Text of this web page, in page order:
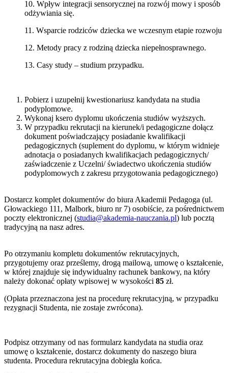
10. Wpływ integracji sensorycznej na rozwój mowy i sposób
odżywiania się.
11. Wsparcie rodziców dziecka we wczesnym etapie rozwoju
12. Metody pracy z rodziną dziecka niepełnosprawnego.
13. Casy study – studium przypadku.
Pobierz i uzupełnij kwestionariusz kandydata na studia
podyplomowe.
Wykonaj ksero dyplomu ukończenia studiów wyższych.
W przypadku rekrutacji na kierunek/i pedagogiczne dołącz
dokument poświadczający posiadanie kwalifikacji
pedagogicznych (suplement do dyplomu, w którym widnieje
adnotacja o posiadanych kwalifikacjach pedagogicznych/
zaświadczenie z Uczelni/ świadectwo ukończenia studiów
podyplomowych z zakresu przygotowania pedagogicznego)
Dostarcz komplet dokumentów do biura Akademii Pedagoga (ul.
Głowackiego 111, Malbork, biuro nr 7) osobiście, za pośrednictwem
poczty elektronicznej (studia@akademia-nauczania.pl) lub pocztą
tradycyjną na nasz adres.
Po otrzymaniu kompletu dokumentów rekrutacyjnych,
przygotujemy oraz prześlemy, drogą mailową, umowę o kształcenie,
w której znajduje się indywidualny rachunek bankowy, na który
należy dokonać opłaty wpisowej w wysokości 85 zł.
(Opłata przeznaczona jest na procedurę rekrutacyjną, w przypadku
rezygnacji Studenta, nie zostaje zwrócona).
Podpisz otrzymany od nas formularz kandydata na studia oraz
umowę o kształcenie, dostarcz dokumenty do naszego biura
studenta. Procedura rekrutacyjna dobiegła końca.